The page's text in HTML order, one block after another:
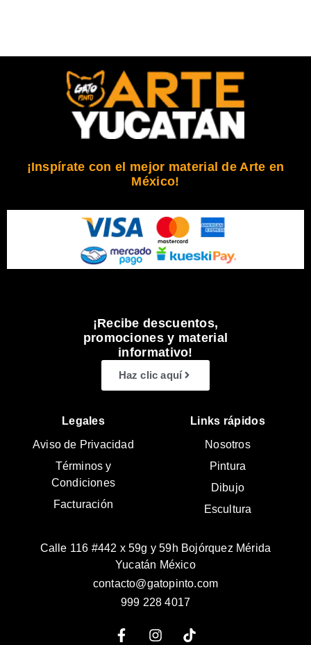
¡Inspírate con el mejor material de Arte en
México!
¡Recibe descuentos,
promociones y material
informativo!
Haz clic aquí
Legales
Aviso de Privacidad
Términos y
Condiciones
Facturación
Links rápidos
Nosotros
Pintura
Dibujo
Escultura
Calle 116 #442 x 59g y 59h Bojórquez Mérida
Yucatán México
contacto@gatopinto.com
999 228 4017